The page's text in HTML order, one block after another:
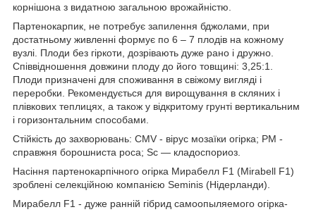
корнішона з видатною загальною врожайністю.
Партенокарпик, не потребує запилення бджолами, при
достатньому живленні формує по 6 – 7 плодів на кожному
вузлі. Плоди без гіркоти, дозрівають дуже рано і дружно.
Співвідношення довжини плоду до його товщині: 3,25:1.
Плоди призначені для споживання в свіжому вигляді і
переробки. Рекомендується для вирощування в скляних і
плівкових теплицях, а також у відкритому грунті вертикальним
і горизонтальним способами.
Стійкість до захворювань: CMV - вірус мозаїки огірка; PM -
справжня борошниста роса; Sc — кладоспориоз.
Насіння партенокарпічного огірка Мирабелл F1 (Mirabell F1)
зроблені селекційною компанією Seminis (Нідерланди).
Мирабелл F1 - дуже ранній гібрид самоопыляемого огірка-